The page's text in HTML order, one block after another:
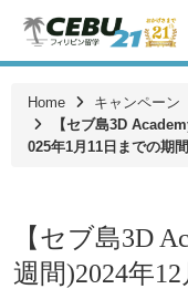
Home
キャンペーン
【セブ島3D
025年1月11日までの期
【セブ島3D
週間)2024年